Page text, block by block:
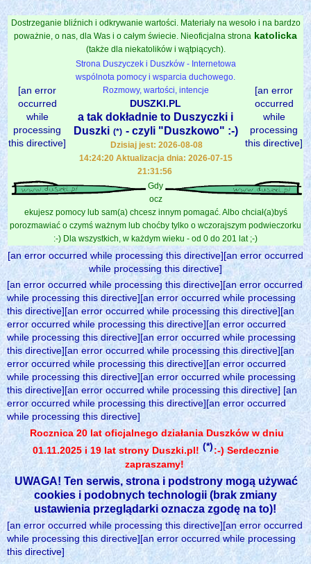
Dostrzeganie bliźnich i odkrywanie wartości. Materiały na wesoło i na bardzo
poważnie, o nas, dla Was i o całym świecie. Nieoficjalna strona katolicka
(także dla niekatolików i wątpiących).
[an error
occurred
while
processing
this directive]
Strona Duszyczek i Duszków - Internetowa
wspólnota pomocy i wsparcia duchowego.
Rozmowy, wartości, intencje
DUSZKI.PL
a tak dokładnie to Duszyczki i
Duszki (*) - czyli "Duszkowo" :-)
Dzisiaj jest: 2026-08-08
14:24:20 Aktualizacja dnia: 2026-07-15
21:31:56
[an error
occurred
while
processing
this directive]
Gdy
ocz
ekujesz pomocy lub sam(a) chcesz innym pomagać. Albo chciał(a)byś
porozmawiać o czymś ważnym lub choćby tylko o wczorajszym podwieczorku
:-) Dla wszystkich, w każdym wieku - od 0 do 201 lat ;-)
[an error occurred while processing this directive][an error occurred
while processing this directive]
[an error occurred while processing this directive][an error occurred
while processing this directive][an error occurred while processing
this directive][an error occurred while processing this directive][an
error occurred while processing this directive][an error occurred
while processing this directive][an error occurred while processing
this directive][an error occurred while processing this directive][an
error occurred while processing this directive][an error occurred
while processing this directive][an error occurred while processing
this directive][an error occurred while processing this directive] [an
error occurred while processing this directive][an error occurred
while processing this directive]
Rocznica 20 lat oficjalnego działania Duszków w dniu
01.11.2025 i 19 lat strony Duszki.pl! (*):-) Serdecznie
zapraszamy!
UWAGA! Ten serwis, strona i podstrony mogą używać
cookies i podobnych technologii (brak zmiany
ustawienia przeglądarki oznacza zgodę na to)!
[an error occurred while processing this directive][an error occurred
while processing this directive][an error occurred while processing
this directive]